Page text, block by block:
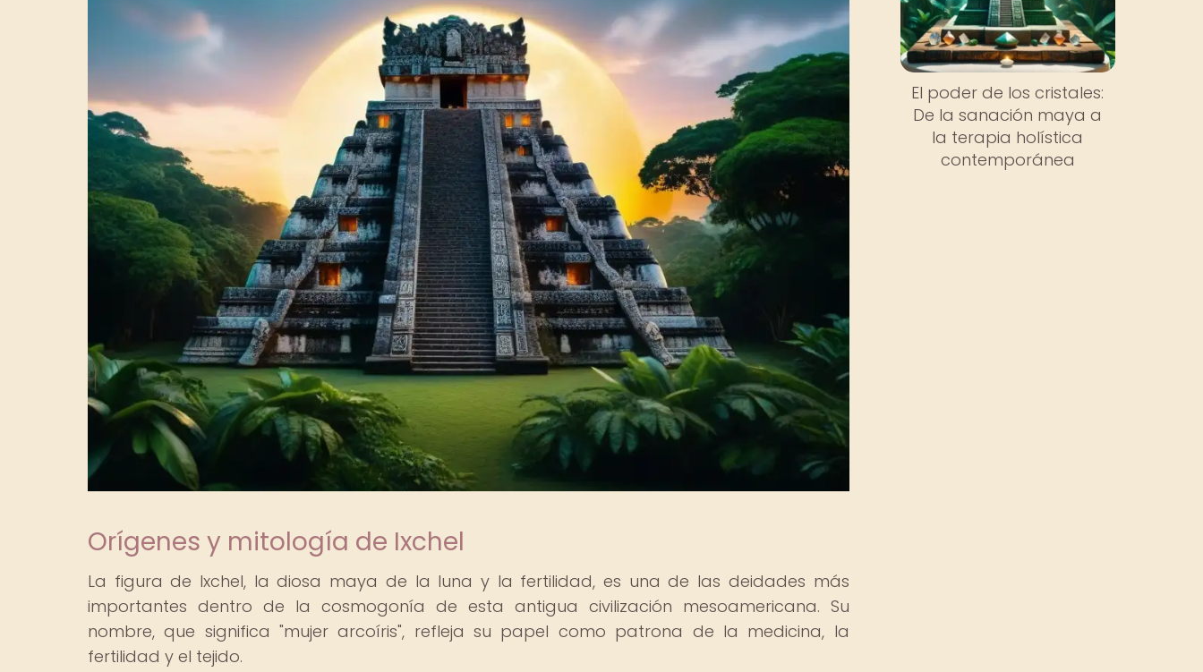
Orígenes y mitología de Ixchel
La figura de Ixchel, la diosa maya de la luna y la fertilidad, es una de las deidades más
importantes dentro de la cosmogonía de esta antigua civilización mesoamericana. Su
nombre, que significa "mujer arcoíris", refleja su papel como patrona de la medicina, la
fertilidad y el tejido.
El poder de los cristales:
De la sanación maya a
la terapia holística
contemporánea